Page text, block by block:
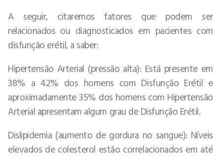
A seguir, citaremos fatores que podem ser
relacionados ou diagnosticados em pacientes com
disfunção erétil, a saber:
Hipertensão Arterial (pressão alta): Está presente em
38% a 42% dos homens com Disfunção Erétil e
aproximadamente 35% dos homens com Hipertensão
Arterial apresentam algum grau de Disfunção Erétil.
Dislipidemia (aumento de gordura no sangue): Níveis
elevados de colesterol estão correlacionados em até